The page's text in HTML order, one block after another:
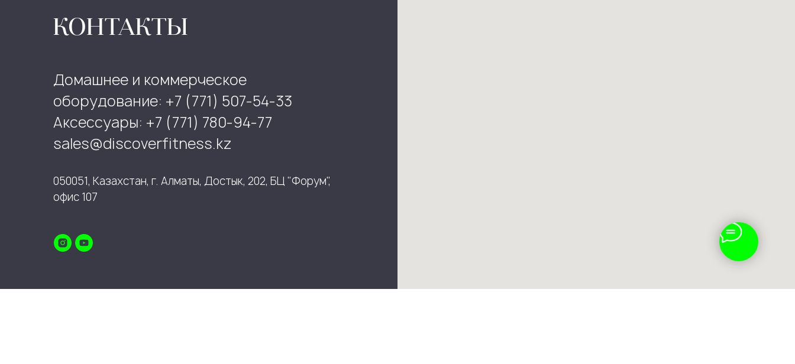
КОНТАКТЫ
Домашнее и коммерческое
оборудование: +7 (771) 507-54-33
Аксессуары: +7 (771) 780-94-77
sales@discoverfitness.kz
050051, Казахстан, г. Алматы, Достык, 202, БЦ "Форум",
офис 107